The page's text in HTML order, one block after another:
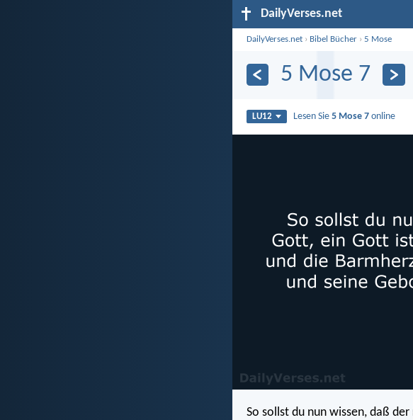
DailyVerses.net
DailyVerses.net › Bibel Bücher ›5 Mose
5 Mose 7
LU12 Lesen Sie5 Mose 7 online
So sollst du nun wissen, daß der